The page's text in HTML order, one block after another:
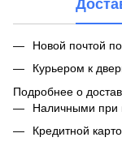
Новой почтой
Курьером к
Подробнее о
Наличными при
Кредитной